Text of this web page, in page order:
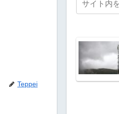
Teppei